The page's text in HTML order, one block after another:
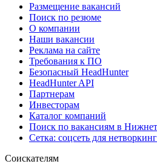
Размещение вакансий
Поиск по резюме
О компании
Наши вакансии
Реклама на сайте
Требования к ПО
Безопасный HeadHunter
HeadHunter API
Партнерам
Инвесторам
Каталог компаний
Поиск по вакансиям в
Сетка: соцсеть для
Соискателям